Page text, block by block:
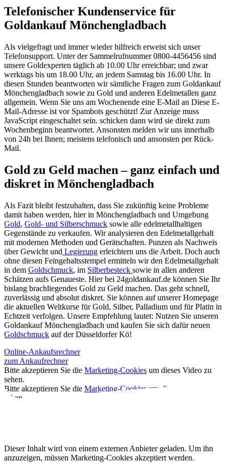
Telefonischer Kundenservice für
Goldankauf Mönchengladbach
Als vielgefragt und immer wieder hilfreich erweist sich unser
Telefonsupport. Unter der Sammelrufnummer 0800-4456456 sind
unsere Goldexperten täglich ab 10.00 Uhr erreichbar; und zwar
werktags bis um 18.00 Uhr, an jedem Samstag bis 16.00 Uhr. In
diesen Stunden beantworten wir sämtliche Fragen zum Goldankauf
Mönchengladbach sowie zu Gold und anderen Edelmetallen ganz
allgemein. Wenn Sie uns am Wochenende eine E-Mail an Diese E-
Mail-Adresse ist vor Spambots geschützt! Zur Anzeige muss
JavaScript eingeschaltet sein. schicken dann wird sie direkt zum
Wochenbeginn beantwortet. Ansonsten melden wir uns innerhalb
von 24h bei Ihnen; meistens telefonisch und ansonsten per Rück-
Mail.
Gold zu Geld machen – ganz einfach und
diskret in Mönchengladbach
Als Fazit bleibt festzuhalten, dass Sie zukünftig keine Probleme
damit haben werden, hier in Mönchengladbach und Umgebung
Gold, Gold- und Silberschmuck sowie alle edelmetallhaltigen
Gegenstände zu verkaufen. Wir analysieren den Edelmetallgehalt
mit modernen Methoden und Gerätschaften. Punzen als Nachweis
über Gewicht und Legierung erleichtern uns die Arbeit. Doch auch
ohne diesen Feingehaltsstempel ermitteln wir den Edelmetallgehalt
in dem Goldschmuck, im Silberbesteck sowie in allen anderen
Schätzen aufs Genaueste. Hier bei 24goldankauf.de können Sie Ihr
bislang brachliegendes Gold zu Geld machen. Das geht schnell,
zuverlässig und absolut diskret. Sie können auf unserer Homepage
die aktuellen Weltkurse für Gold, Silber, Palladium und für Platin in
Echtzeit verfolgen. Unsere Empfehlung lautet: Nutzen Sie unseren
Goldankauf Mönchengladbach und kaufen Sie sich dafür neuen
Goldschmuck auf der Düsseldorfer Kö!
Online-Ankaufsrechner
zum Ankaufrechner
Bitte akzeptieren Sie die Marketing-Cookies um dieses Video zu
sehen.
Bitte akzeptieren Sie die Marketing-Cookies um dieses Video zu
sehen.
Dieser Inhalt wird von einem externen Anbieter geladen. Um ihn
anzuzeigen, müssen Marketing-Cookies akzeptiert werden.